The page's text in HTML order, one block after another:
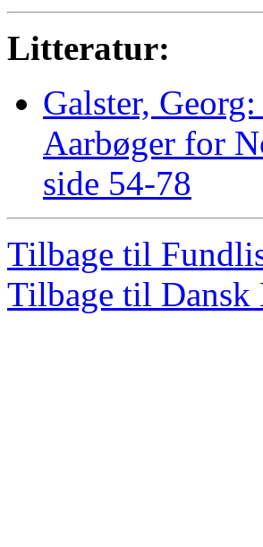
Litteratur:
Galster,
Aarbøger for
side 54-78
Tilbage til
Tilbage til Dansk